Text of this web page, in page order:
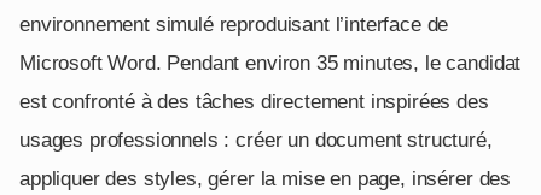
environnement simulé reproduisant l’interface de
Microsoft Word. Pendant environ 35 minutes, le candidat
est confronté à des tâches directement inspirées des
usages professionnels : créer un document structuré,
appliquer des styles, gérer la mise en page, insérer des